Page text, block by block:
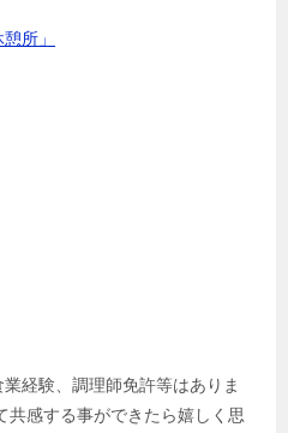
所」
経験、調理師免許等はありま
共感する事ができたら嬉しく思